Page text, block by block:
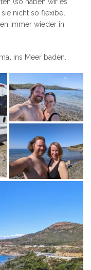
nicht so flexibel
immer wieder in
ins Meer baden.